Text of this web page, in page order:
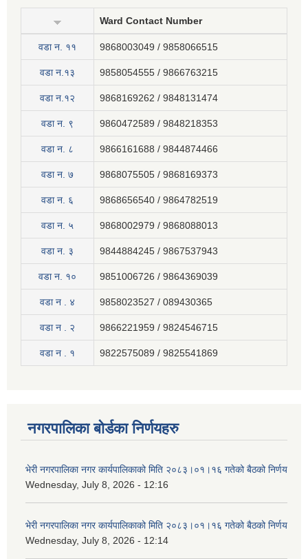
Ward Contact Number
वडा न‍. ११ 9868003049 / 9858066515
वडा न.१३ 9858054555 / 9866763215
वडा न.१२ 9868169262 / 9848131474
वडा न. ९ 9860472589 / 9848218353
वडा न. ८ 9866161688 / 9844874466
वडा न. ७ 9868075505 / 9868169373
वडा न. ६ 9868656540 / 9864782519
वडा न. ५ 9868002979 / 9868088013
वडा न. ३ 9844884245 / 9867537943
वडा न. १० 9851006726 / 9864369039
वडा न . ४ 9858023527 / 089430365
वडा न . २ 9866221959 / 9824546715
वडा न . १ 9822575089 / 9825541869
नगरपालिका बोर्डका निर्णयहरु
भेरी नगरपालिका नगर कार्यपालिकाको मिति २०८३।०१।१६ गतेको बैठको निर्णय
Wednesday, July 8, 2026 - 12:16
भेरी नगरपालिका नगर कार्यपालिकाको मिति २०८३।०१।१६ गतेको बैठको निर्णय
Wednesday, July 8, 2026 - 12:14